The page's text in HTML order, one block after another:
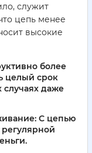
служит
цепь менее
высокие
более
целый срок
случаях даже
С цепью